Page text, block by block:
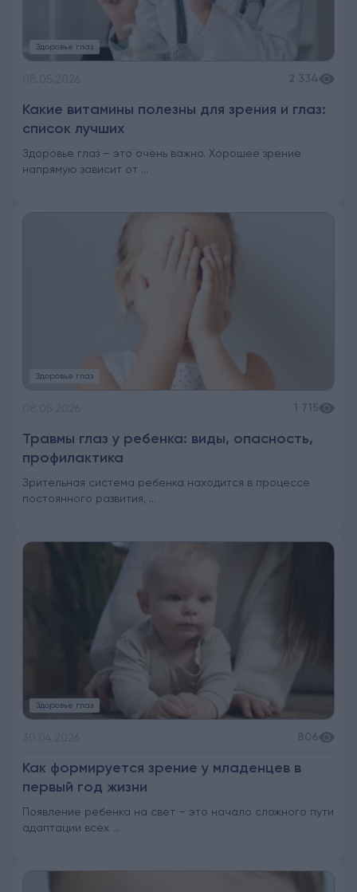
Здоровье глаз
2 334
Какие витамины полезны для зрения и глаз:
список лучших
Здоровье глаз – это очень важно. Хорошее зрение
напрямую зависит от ...
Здоровье глаз
1 715
Травмы глаз у ребенка: виды, опасность,
профилактика
Зрительная система ребенка находится в процессе
постоянного развития, ...
Здоровье глаз
806
Как формируется зрение у младенцев в
первый год жизни
Появление ребенка на свет – это начало сложного пути
адаптации всех ...